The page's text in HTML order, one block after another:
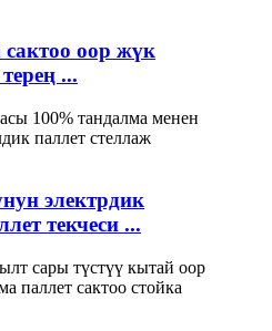
оор жүк
...
электрдик
текчеси ...